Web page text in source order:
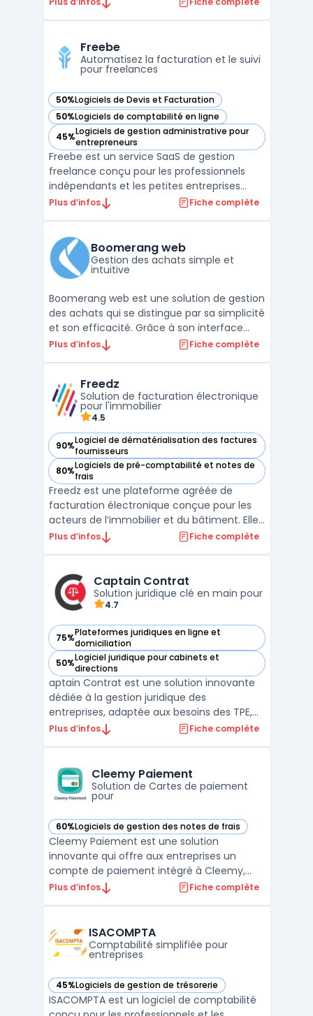
entrepreneurs, sociétés individuelles et
sociétés (SAS, SA ...
Freebe
Automatisez la facturation et le suivi
pour freelances
50%Logiciels de Devis et Facturation
— voir Freebe dans cette catégorie
50%Logiciels de comptabilité en ligne
— voir Freebe dans cette catégorie
45%Logiciels de gestion administrative pour
entrepreneurs
— voir Freebe dans cette catégorie
Freebe est un service SaaS de gestion
freelance conçu pour les professionnels
indépendants et les petites entreprises
recherchant un outil pour organiser leur
administratifs présentent un enjeu de
temps pour les micro ...
Plus d’infos Fiche complète
Boomerang web
Gestion des achats simple et
intuitive
Boomerang web est une solution de gestion
des achats qui se distingue par sa simplicité
et son efficacité. Grâce à son interface
intuitive, les utilisateurs peuvent
web offre une large palette de
fonctionnalités personn ...
Plus d’infos Fiche complète
Freedz
Solution de facturation électronique
pour l'immobilier
4.5
90%Logiciel de dématérialisation des factures
fournisseurs
— voir Freedz dans cette catégorie
80%Logiciels de pré-comptabilité et notes de
frais
— voir Freedz dans cette catégorie
Freedz est une plateforme agréée de
facturation électronique conçue pour les
acteurs de l’immobilier et du bâtiment. Elle
permet aux bailleurs sociaux, promoteurs et
automatisant leurs flux fournisseurs et leurs
processus financie ...
Plus d’infos Fiche complète
Captain Contrat
Solution juridique clé en main pour
4.7
75%Plateformes juridiques en ligne et
domiciliation
— voir Captain Contrat dans cette catégorie
50%Logiciel juridique pour cabinets et
directions
— voir Captain Contrat dans cette catégorie
aptain Contrat est une solution innovante
dédiée à la gestion juridique des
entreprises, adaptée aux besoins des TPE,
PME et startups. Grâce à une interface
créer, gérer et sécuriser vos documents
juridiques en toute s ...
Plus d’infos Fiche complète
Cleemy Paiement
Solution de Cartes de paiement
pour
60%Logiciels de gestion des notes de frais
— voir Cleemy Paiement dans cette catégorie
Cleemy Paiement est une solution
innovante qui offre aux entreprises un
compte de paiement intégré à Cleemy,
simplifiant ainsi la gestion des frais
moyens de paiement adaptés, tout en
garantissant une maîtrise totale ...
Plus d’infos Fiche complète
ISACOMPTA
Comptabilité simplifiée pour
entreprises
45%Logiciels de gestion de trésorerie
— voir ISACOMPTA dans cette catégorie
ISACOMPTA est un logiciel de comptabilité